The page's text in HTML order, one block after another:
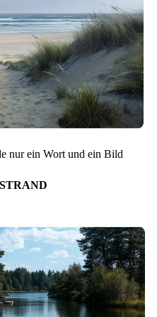
nur ein Wort und ein Bild